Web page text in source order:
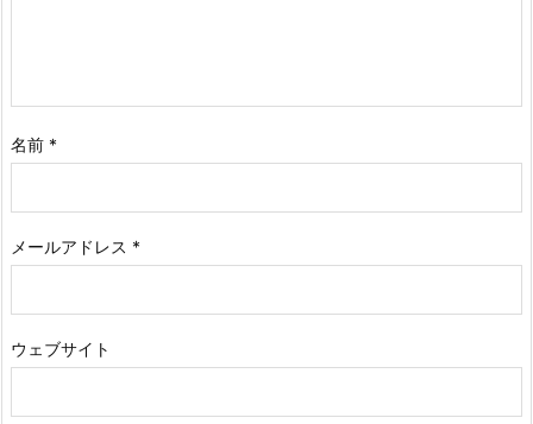
名前 *
メールアドレス *
ウェブサイト